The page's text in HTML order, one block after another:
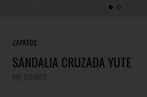
ZAPATOS
SANDALIA CRUZADA YUTE
Ref. 01090111